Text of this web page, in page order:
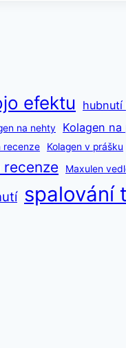
efektu hubnutí
na nehty Kolagen na
recenze Kolagen v prášku
recenze Maxulen
spalování